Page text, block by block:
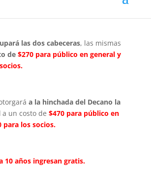
las dos cabeceras, las mismas
de $270 para público en general y
a la hinchada del Decano la
a un costo de $470 para público en
para los socios.
10 años ingresan gratis.